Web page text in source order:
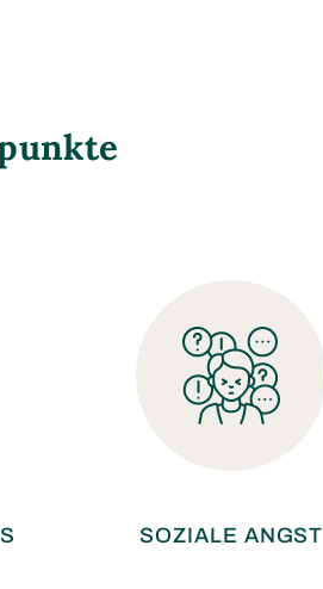
SOZIALE ANGST